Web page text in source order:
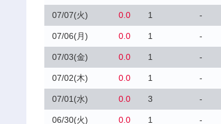
07/07(火) 0.0 1 -
07/06(月) 0.0 1 -
07/03(金) 0.0 1 -
07/02(木) 0.0 1 -
07/01(水) 0.0 3 -
06/30(火) 0.0 1 -